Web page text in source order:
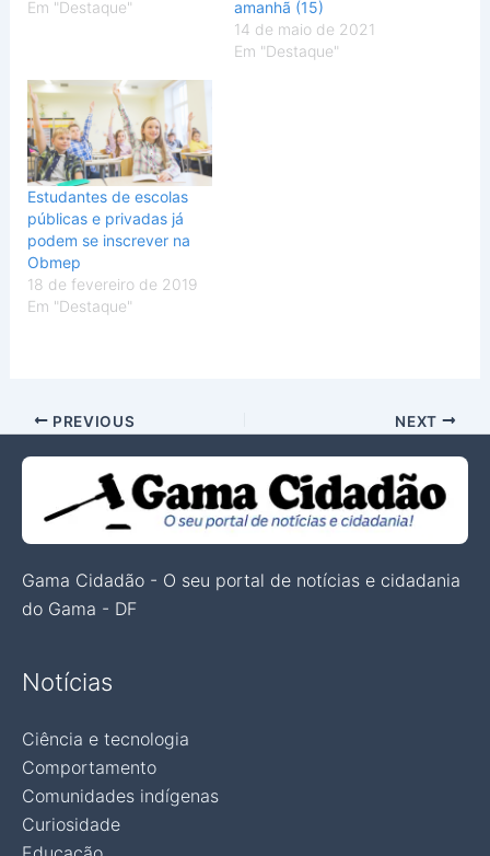
Em "Destaque"
amanhã (15)
14 de maio de 2021
Em "Destaque"
Estudantes de escolas
públicas e privadas já
podem se inscrever na
Obmep
18 de fevereiro de 2019
Em "Destaque"
PREVIOUS NEXT
Gama Cidadão - O seu portal de notícias e cidadania
do Gama - DF
Notícias
Ciência e tecnologia
Comportamento
Comunidades indígenas
Curiosidade